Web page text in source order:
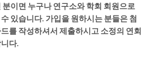
이면 누구나 연구소와 학회 회원으로
있습니다. 가입을 원하시는 분들은 첨
를 작성하셔서 제출하시고 소정의 연회
다.